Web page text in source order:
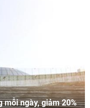
mỗi ngày, giảm 20%